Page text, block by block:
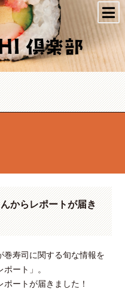
じかん
からレポートが届き
巻寿司に関する旬な情報を
ート」。
ートが届きました！